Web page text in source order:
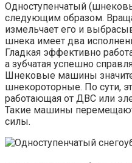
Одноступенчатый
следующим образом.
измельчает его и
шнека имеет два
Гладкая эффективно
а зубчатая успешно
Шнековые машины
шнекороторные. По сути,
работающая от ДВС или
Такие машины
силы.